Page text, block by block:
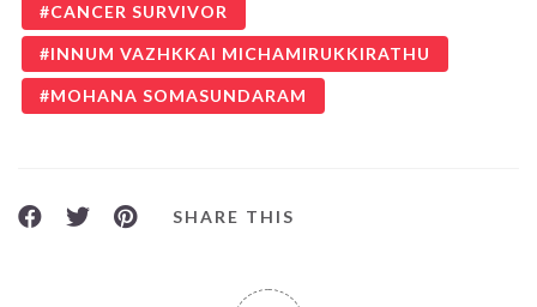
CANCER SURVIVOR
INNUM VAZHKKAI MICHAMIRUKKIRATHU
MOHANA SOMASUNDARAM
SHARE THIS